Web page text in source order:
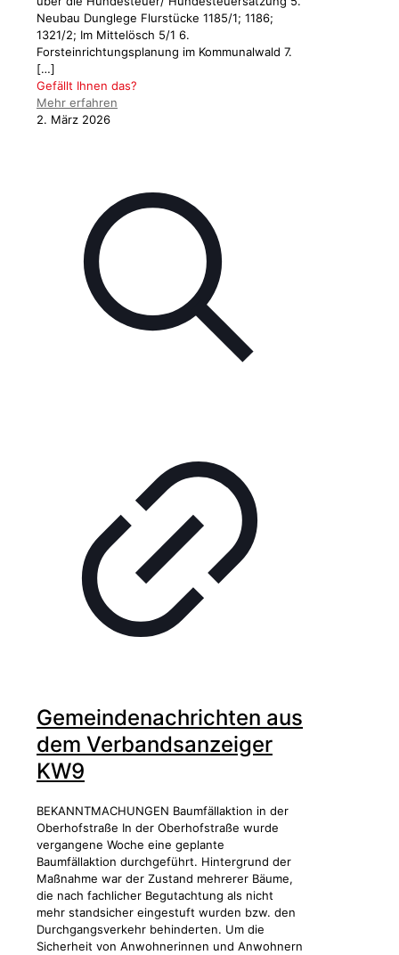
Neubau Dunglege Flurstücke 1185/1; 1186;
1321/2; Im Mittelösch 5/1 6.
Forsteinrichtungsplanung im Kommunalwald 7.
[…]
Gefällt Ihnen das?
Mehr erfahren
2. März 2026
Gemeindenachrichten aus
dem Verbandsanzeiger
KW9
BEKANNTMACHUNGEN Baumfällaktion in der
Oberhofstraße In der Oberhofstraße wurde
vergangene Woche eine geplante
Baumfällaktion durchgeführt. Hintergrund der
Maßnahme war der Zustand mehrerer Bäume,
die nach fachlicher Begutachtung als nicht
mehr standsicher eingestuft wurden bzw. den
Durchgangsverkehr behinderten. Um die
Sicherheit von Anwohnerinnen und Anwohnern